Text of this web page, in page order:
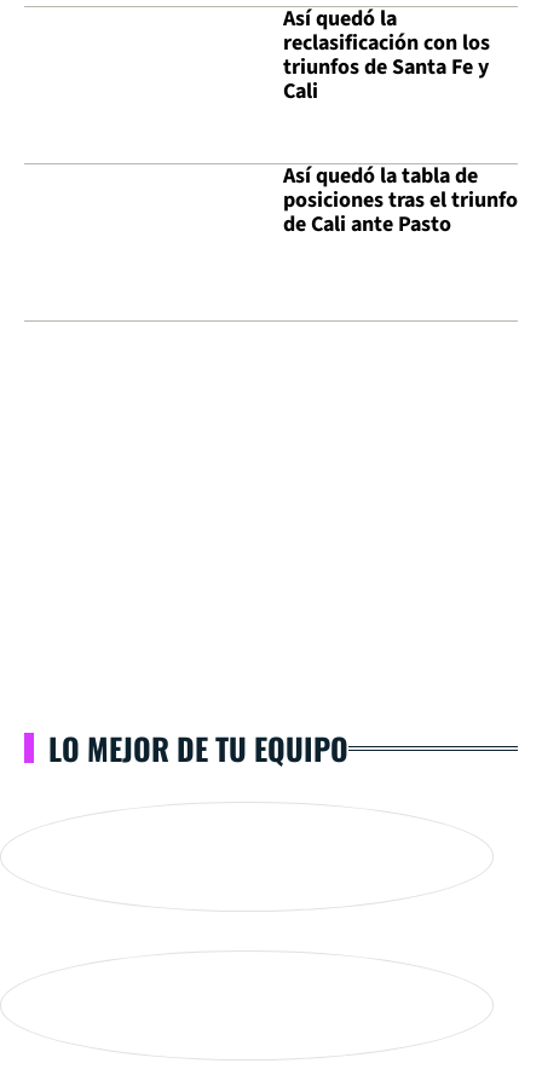
Así quedó la
reclasificación con los
triunfos de Santa Fe y
Cali
Así quedó la tabla de
posiciones tras el triunfo
de Cali ante Pasto
LO MEJOR DE TU EQUIPO